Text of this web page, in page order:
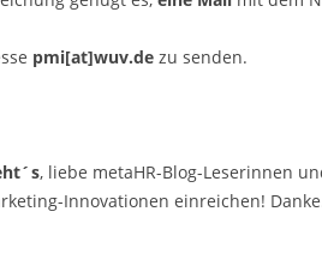
pmi[at]wuv.de zu senden.
, liebe metaHR-Blog-Leserinnen
Innovationen einreichen!